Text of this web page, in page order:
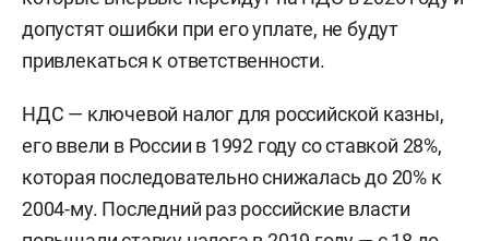
допустят ошибки при его уплате, не будут
привлекаться к ответственности.
НДС — ключевой налог для российской казны,
его ввели в России в 1992 году со ставкой 28%,
которая последовательно снижалась до 20% к
2004-му. Последний раз российские власти